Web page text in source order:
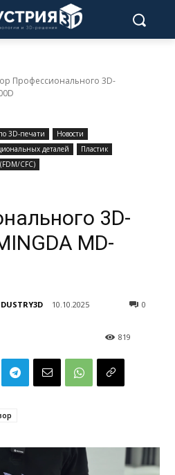
Профессионального 3D-
3D-печати
Новости
деталей
Пластик
CFC)
3D-
MD-
10.10.2025 0
819